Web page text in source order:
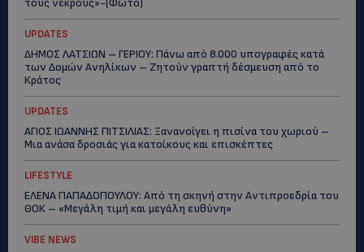
τους νεκρούς»-(Φώτο)
UPDATES
ΔΗΜΟΣ ΛΑΤΣΙΩΝ – ΓΕΡΙΟΥ: Πάνω από 8.000 υπογραφές κατά
των Δομών Ανηλίκων – Ζητούν γραπτή δέσμευση από το
Κράτος
UPDATES
ΑΓΙΟΣ ΙΩΑΝΝΗΣ ΠΙΤΣΙΛΙΑΣ: Ξανανοίγει η πισίνα του χωριού –
Μια ανάσα δροσιάς για κατοίκους και επισκέπτες
LIFESTYLE
ΕΛΕΝΑ ΠΑΠΑΔΟΠΟΥΛΟΥ: Από τη σκηνή στην Αντιπροεδρία του
ΘΟΚ – «Μεγάλη τιμή και μεγάλη ευθύνη»
VIBE NEWS